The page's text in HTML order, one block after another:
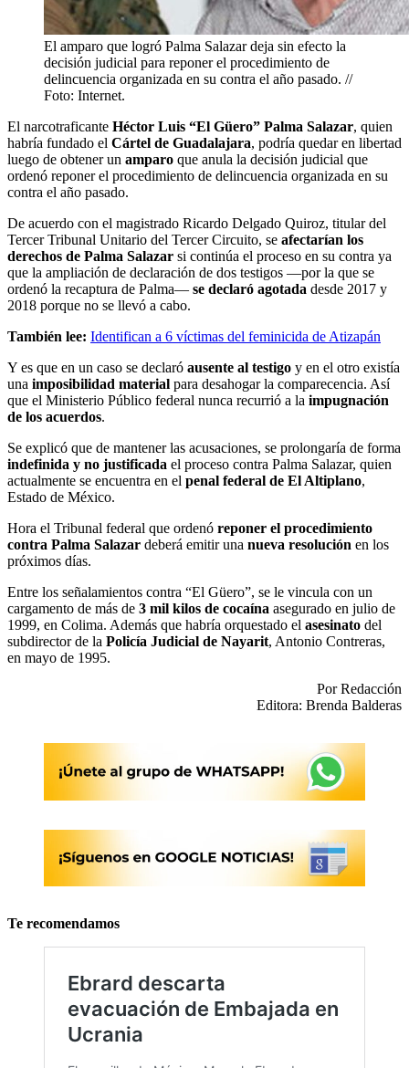
El amparo que logró Palma Salazar deja sin efecto la
decisión judicial para reponer el procedimiento de
delincuencia organizada en su contra el año pasado. //
Foto: Internet.
El narcotraficante Héctor Luis “El Güero” Palma Salazar, quien
habría fundado el Cártel de Guadalajara, podría quedar en libertad
luego de obtener un amparo que anula la decisión judicial que
ordenó reponer el procedimiento de delincuencia organizada en su
contra el año pasado.
De acuerdo con el magistrado Ricardo Delgado Quiroz, titular del
Tercer Tribunal Unitario del Tercer Circuito, se afectarían los
derechos de Palma Salazar si continúa el proceso en su contra ya
que la ampliación de declaración de dos testigos —por la que se
ordenó la recaptura de Palma— se declaró agotada desde 2017 y
2018 porque no se llevó a cabo.
También lee: Identifican a 6 víctimas del feminicida de Atizapán
Y es que en un caso se declaró ausente al testigo y en el otro existía
una imposibilidad material para desahogar la comparecencia. Así
que el Ministerio Público federal nunca recurrió a la impugnación
de los acuerdos.
Se explicó que de mantener las acusaciones, se prolongaría de forma
indefinida y no justificada el proceso contra Palma Salazar, quien
actualmente se encuentra en el penal federal de El Altiplano,
Estado de México.
Hora el Tribunal federal que ordenó reponer el procedimiento
contra Palma Salazar deberá emitir una nueva resolución en los
próximos días.
Entre los señalamientos contra “El Güero”, se le vincula con un
cargamento de más de 3 mil kilos de cocaína asegurado en julio de
1999, en Colima. Además que habría orquestado el asesinato del
subdirector de la Policía Judicial de Nayarit, Antonio Contreras,
en mayo de 1995.
Por Redacción
Editora: Brenda Balderas
Te recomendamos